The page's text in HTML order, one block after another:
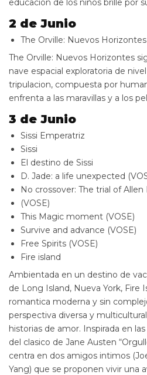
educacion de los niños brille por
2 de Junio
The Orville: Nuevos
The Orville: Nuevos Horizontes
nave espacial exploratoria de
tripulacion, compuesta por
enfrenta a las maravillas y a los
3 de Junio
Sissi Emperatriz
Sissi
El destino de Sissi
D. Jade: a life unexpected
No crossover: The trial of Allen
(VOSE)
This Magic moment (VOSE)
Survive and advance (VOSE)
Free Spirits (VOSE)
Fire island
Ambientada en un destino de
de Long Island, Nueva York, Fire
romantica moderna y sin
perspectiva diversa y
historias de amor. Inspirada en
del clasico de Jane Austen
centra en dos amigos intimos
Yang) que se proponen vivir una